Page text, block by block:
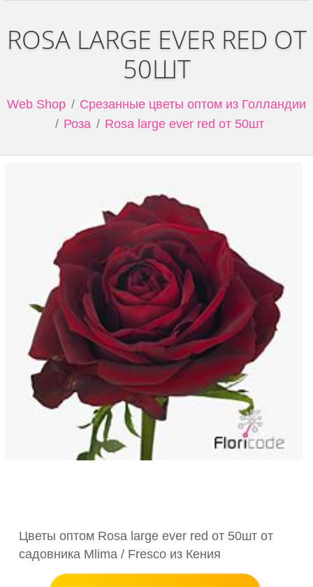
ROSA LARGE EVER RED ОТ
50ШТ
Web Shop
Срезанные цветы оптом из Голландии
Роза
Rosa large ever red от 50шт
Цветы оптом Rosa large ever red от 50шт от
садовника Mlima / Fresco из Кения